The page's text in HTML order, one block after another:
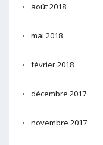
août 2018
mai 2018
février 2018
décembre 2017
novembre 2017